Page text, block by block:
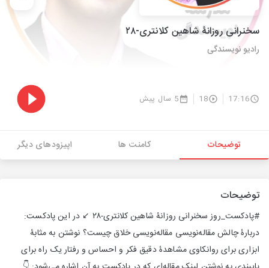
سخنرانی روزانۀ شاهین کلانتری-۲۸
رادیو نویسندگی
17:16
18 5 سال پیش
توضیحات کامنت ها اپیزودهای دیگر
توضیحات
#پادکست_روز سخنرانی روزانۀ شاهین کلانتری-۲۸ ↙️ در این پادکست:
دربارۀ چالش مقاله‌نویسی مقاله‌نویسی خلاق چیست؟ نوشتن به مثابۀ
ابزاری برای روانکاوی مشاهدۀ دقیق فکر و احساس و رفتار یک راه برای